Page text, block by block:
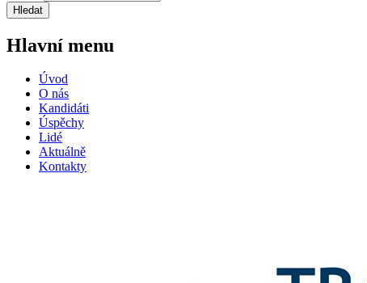
Hlavní menu
Úvod
O nás
Kandidáti
Úspěchy
Lidé
Aktuálně
Kontakty